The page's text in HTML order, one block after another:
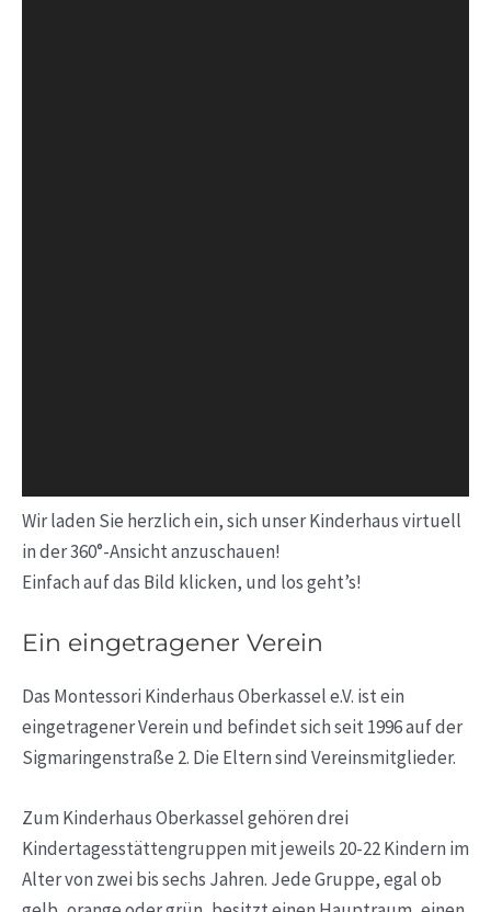
Wir laden Sie herzlich ein, sich unser Kinderhaus virtuell
in der 360°-Ansicht anzuschauen!
Einfach auf das Bild klicken, und los geht’s!
Ein eingetragener Verein
Das Montessori Kinderhaus Oberkassel e.V. ist ein
eingetragener Verein und befindet sich seit 1996 auf der
Sigmaringenstraße 2. Die Eltern sind Vereinsmitglieder.
Zum Kinderhaus Oberkassel gehören drei
Kindertagesstättengruppen mit jeweils 20-22 Kindern im
Alter von zwei bis sechs Jahren. Jede Gruppe, egal ob